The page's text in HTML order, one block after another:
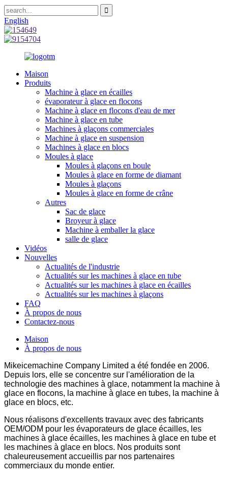
English
Maison
Produits
Machine à glace en écailles
évaporateur à glace en flocons
Machine à glace en flocons d'eau de mer
Machine à glace en tube
Machines à glaçons commerciales
Machine à glace en suspension
Machines à glace en blocs
Moules à glace
Moules à glaçons en boule
Moules à glace en forme de diamant
Moules à glaçons
Moules à glace en forme de crâne
Autres
Sac de glace
Broyeur à glace
Machine à emballer la glace
salle de glace
Vidéos
Nouvelles
Actualités de l'industrie
Actualités sur les machines à glace en tube
Actualités sur les machines à glace en écailles
Actualités sur les machines à glaçons
FAQ
À propos de nous
Contactez-nous
Maison
À propos de nous
Mikeicemachine Company Limited a été fondée en 2006.
Depuis lors, elle se concentre sur l'amélioration de la
technologie des machines à glace, notamment la machine à
glace en flocons, la machine à glace en tubes, la machine à
glace en blocs, etc.
Nous réalisons d'excellents travaux avec des fabricants
OEM/ODM pour les évaporateurs de glace écailles, les
machines à glace écailles, les machines à glace en tube et
les machines à glace en blocs. Nos produits sont
chaleureusement accueillis par nos partenaires
commerciaux du monde entier.